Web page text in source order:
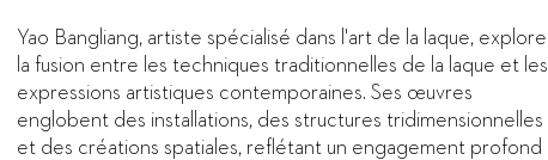
Yao Bangliang, artiste spécialisé dans l'art de la laque, explore
la fusion entre les techniques traditionnelles de la laque et les
expressions artistiques contemporaines. Ses œuvres
englobent des installations, des structures tridimensionnelles
et des créations spatiales, reflétant un engagement profond